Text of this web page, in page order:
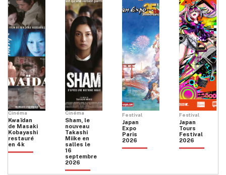
Cinéma
Kwaïdan
de Masaki
Kobayashi
restauré
en 4k
Cinéma
Sham, le
nouveau
Takashi
Miike en
salles le
16
septembre
2026
Festival
Japan
Expo
Paris
2026
Festival
Japan
Tours
Festival
2026